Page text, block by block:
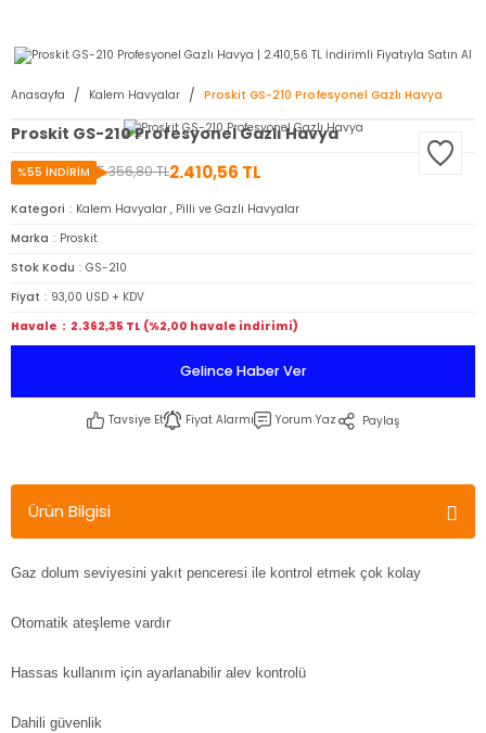
Anasayfa Kalem Havyalar Proskit GS-210 Profesyonel Gazlı Havya
Proskit GS-210 Profesyonel Gazlı Havya
5.356,80 TL2.410,56 TL
%55 İNDİRİM
Kategori Kalem Havyalar , Pilli ve Gazlı Havyalar
Marka
Proskit
Stok Kodu
GS-210
Fiyat
93,00 USD + KDV
Havale
2.362,35 TL (%2,00 havale indirimi)
Gelince Haber Ver
Tavsiye Et Fiyat Alarmı Yorum Yaz Paylaş
Ürün Bilgisi
Gaz dolum seviyesini yakıt penceresi ile kontrol etmek çok kolay
Otomatik ateşleme vardır
Hassas kullanım için ayarlanabilir alev kontrolü
Dahili güvenlik